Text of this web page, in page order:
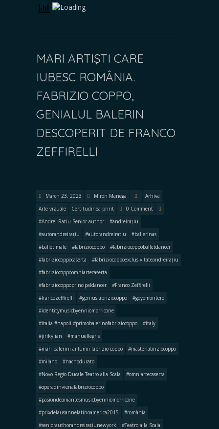
MARI ARTIŞTI CARE
IUBESC ROMÂNIA.
FABRIZIO COPPO,
GENIALUL BALERIN
DESCOPERIT DE FRANCO
ZEFFIRELLI
March 23, 2023 Miron Manega
Arhiva
Arte vizuale
Certitudinea print
0 Comment
#Andrei Ratiu Senior author
#andreirațiu
#autorandreirațiu
#autorandreiratiu
#ballerinas
#ballet male
#fabriziocoppo
#fabriziocoppoballetdancer
#fabriziocoppocaserta
#fabriziocoppoexclusivitateandreirațiu
#fabriziocoppoomniartecaserta
#fabriziocoppoprincipaldancer
#Franco Zeffirelli
#francozeffirelli
#geniusfabriziocoppo
#goyomontero
#identitymusicbyenniomorricone
#italia #napoli #primobalerinofabriziocoppo
#italy
#jirikylian
#manuellegris
#mari balerini ai lumii fabrizio coppo
#masterfabriziocoppo
#milano
#nachodurato
#Novo Regio Ducale Teatro alla Scala
#omniartecaserta
#operadinvienafabriziocoppo
#pasiondeamantesmusicbyenniomorricone
#prixdelausannelatinoamerica2015
#românia
#seniorauthorandreirațiunewyork
#Teatro alla Scala